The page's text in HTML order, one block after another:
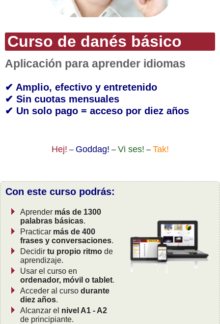
Curso de danés básico
Aplicación para aprender idiomas
✔ Amplio, efectivo y entretenido
✔ Sin cuotas mensuales
✔ Un solo pago = acceso por diez años
Hej! – Goddag! – Vi ses! – Tak!
Con este curso podrás:
Aprender más de 1300
palabras básicas.
Practicar más de 400
frases y conversaciones.
Decidir tu propio ritmo de
aprendizaje.
Usar el curso en
ordenador, móvil o tablet.
Acceder al curso durante
diez años.
Alcanzar el nivel A1 - A2
de principiante.